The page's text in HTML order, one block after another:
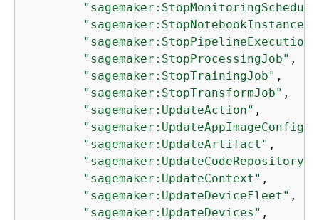
"sagemaker:StopNotebookInstance"
"sagemaker:StopPipelineExecution"
"sagemaker:StopProcessingJob" ,
"sagemaker:StopTrainingJob" ,
"sagemaker:StopTransformJob" ,
"sagemaker:UpdateAction" ,
"sagemaker:UpdateAppImageConfig"
"sagemaker:UpdateArtifact" ,
"sagemaker:UpdateCodeRepository"
"sagemaker:UpdateContext" ,
"sagemaker:UpdateDeviceFleet" ,
"sagemaker:UpdateDevices" ,